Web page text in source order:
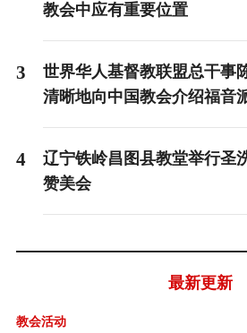
教会中应有重要位置
3
世界华人基督教联盟总干事
清晰地向中国教会介绍福音
4
辽宁铁岭昌图县教堂举行圣
赞美会
最新更新
教会活动